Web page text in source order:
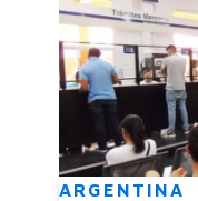
ARGENTINA